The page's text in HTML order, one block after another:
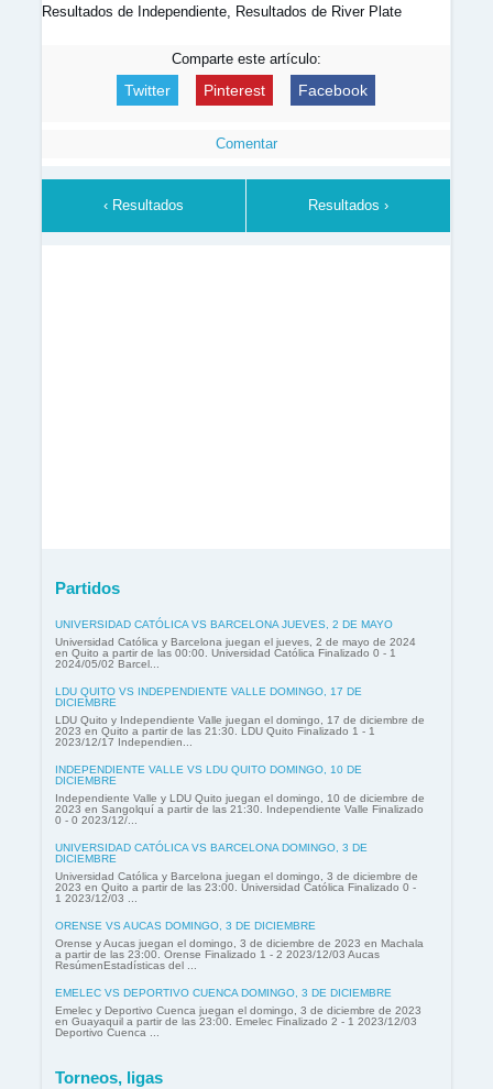
Resultados de Independiente, Resultados de River Plate
Comparte este artículo:
Twitter Pinterest Facebook
Comentar
‹ Resultados Resultados ›
Partidos
UNIVERSIDAD CATÓLICA VS BARCELONA JUEVES, 2 DE MAYO
Universidad Católica y Barcelona juegan el jueves, 2 de mayo de 2024
en Quito a partir de las 00:00. Universidad Católica Finalizado 0 - 1
2024/05/02 Barcel...
LDU QUITO VS INDEPENDIENTE VALLE DOMINGO, 17 DE
DICIEMBRE
LDU Quito y Independiente Valle juegan el domingo, 17 de diciembre de
2023 en Quito a partir de las 21:30. LDU Quito Finalizado 1 - 1
2023/12/17 Independien...
INDEPENDIENTE VALLE VS LDU QUITO DOMINGO, 10 DE
DICIEMBRE
Independiente Valle y LDU Quito juegan el domingo, 10 de diciembre de
2023 en Sangolquí a partir de las 21:30. Independiente Valle Finalizado
0 - 0 2023/12/...
UNIVERSIDAD CATÓLICA VS BARCELONA DOMINGO, 3 DE
DICIEMBRE
Universidad Católica y Barcelona juegan el domingo, 3 de diciembre de
2023 en Quito a partir de las 23:00. Universidad Católica Finalizado 0 -
1 2023/12/03 ...
ORENSE VS AUCAS DOMINGO, 3 DE DICIEMBRE
Orense y Aucas juegan el domingo, 3 de diciembre de 2023 en Machala
a partir de las 23:00. Orense Finalizado 1 - 2 2023/12/03 Aucas
ResúmenEstadísticas del ...
EMELEC VS DEPORTIVO CUENCA DOMINGO, 3 DE DICIEMBRE
Emelec y Deportivo Cuenca juegan el domingo, 3 de diciembre de 2023
en Guayaquil a partir de las 23:00. Emelec Finalizado 2 - 1 2023/12/03
Deportivo Cuenca ...
Torneos, ligas